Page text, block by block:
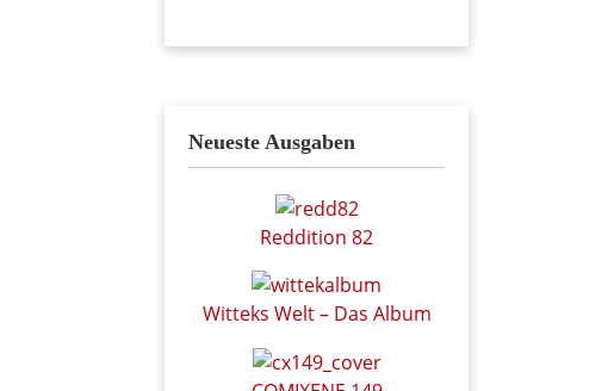
Neueste Ausgaben
Reddition 82
Witteks Welt – Das Album